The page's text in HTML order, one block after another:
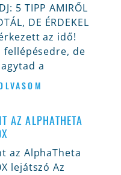
5 TIPP AMIRŐL
DE ÉRDEKEL
az idő!
fellépésedre, de
a
AZ ALPHATHETA
az AlphaTheta
lejátszó Az